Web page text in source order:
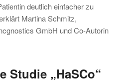
deutlich einfacher zu
Martina Schmitz,
GmbH und Co-Autorin
Studie „HaSCo“